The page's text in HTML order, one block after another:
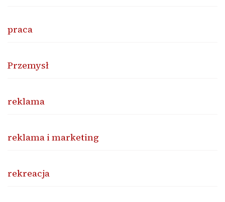
praca
Przemysł
reklama
reklama i marketing
rekreacja